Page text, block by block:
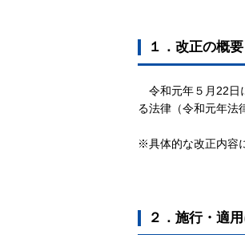
１．改正の概要
令和元年５月22日
る法律（令和元年法
※具体的な改正内容
２．施行・適